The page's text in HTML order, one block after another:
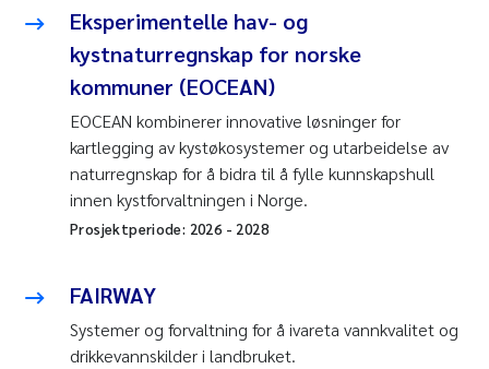
Eksperimentelle hav- og
kystnaturregnskap for norske
kommuner (EOCEAN)
EOCEAN kombinerer innovative løsninger for
kartlegging av kystøkosystemer og utarbeidelse av
naturregnskap for å bidra til å fylle kunnskapshull
innen kystforvaltningen i Norge.
Prosjektperiode: 2026 - 2028
FAIRWAY
Systemer og forvaltning for å ivareta vannkvalitet og
drikkevannskilder i landbruket.